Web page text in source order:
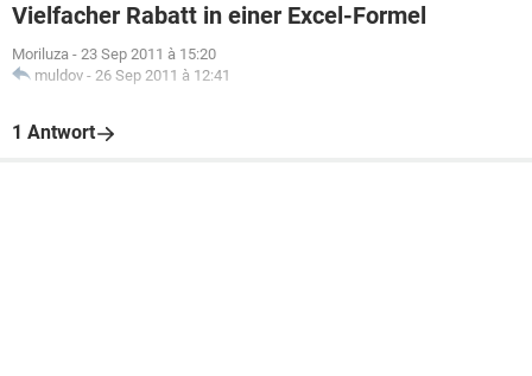
Vielfacher Rabatt in einer Excel-Formel
Moriluza - 23 Sep 2011 à 15:20
muldov - 26 Sep 2011 à 12:41
1 Antwort